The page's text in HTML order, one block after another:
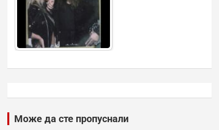
Може да сте пропуснали